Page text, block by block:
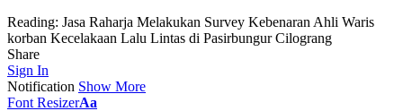
Reading: Jasa Raharja Melakukan Survey Kebenaran Ahli Waris
korban Kecelakaan Lalu Lintas di Pasirbungur Cilograng
Share
Sign In
Notification Show More
Font ResizerAa